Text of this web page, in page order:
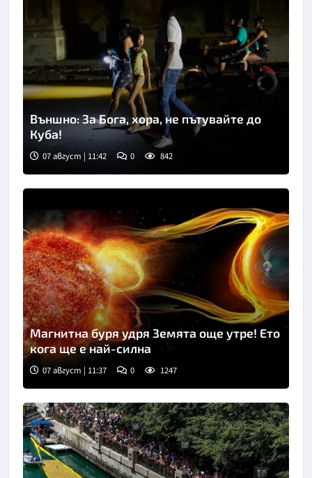
Външно: За Бога, хора, не пътувайте до
Куба!
07 август | 11:42 0 842
Магнитна буря удря Земята още утре! Ето
кога ще е най-силна
07 август | 11:37 0 1247